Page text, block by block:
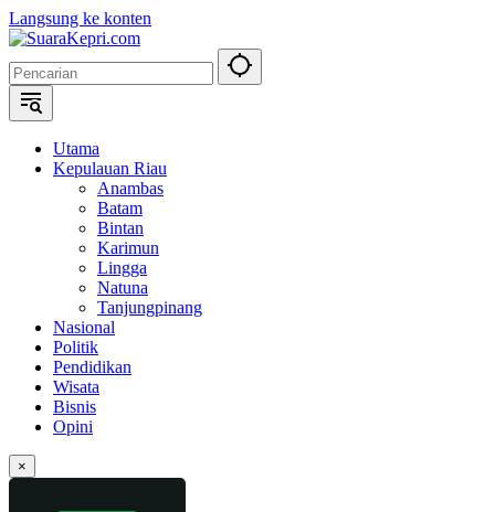
Langsung ke konten
Utama
Kepulauan Riau
Anambas
Batam
Bintan
Karimun
Lingga
Natuna
Tanjungpinang
Nasional
Politik
Pendidikan
Wisata
Bisnis
Opini
×